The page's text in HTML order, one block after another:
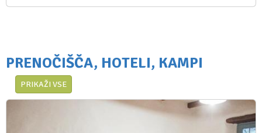
PRENOČIŠČA, HOTELI, KAMPI
PRIKAŽI VSE